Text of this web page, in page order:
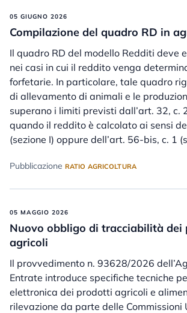
05 GIUGNO 2026
Compilazione del quadro RD in
Il quadro RD del modello Redditi deve
nei casi in cui il reddito venga
forfetarie. In particolare, tale quadro
di allevamento di animali e le
superano i limiti previsti dall’art. 32, c.
quando il reddito è calcolato ai sensi
(sezione I) oppure dell’art. 56-bis, c. 1
Pubblicazione RATIO AGRICOLTURA
05 MAGGIO 2026
Nuovo obbligo di tracciabilità dei
agricoli
Il provvedimento n. 93628/2026
Entrate introduce specifiche tecniche
elettronica dei prodotti agricoli e
rilevazione da parte delle Commissioni